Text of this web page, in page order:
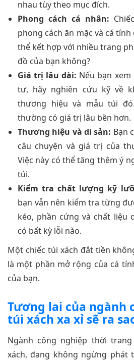
nhau tùy theo mục đích.
Phong cách cá nhân:
phong cách ăn mặc và cá
thể kết hợp với nhiều trang
đồ của bạn không?
Giá trị lâu dài: Nếu bạn
tư, hãy nghiên cứu kỹ về
thương hiệu và mẫu túi
thường có giá trị lâu bền hơn.
Thương hiệu và di sản: Bạn
câu chuyện và giá trị của
Việc này có thể tăng thêm ý
túi.
Kiểm tra chất lượng kỹ
bạn vẫn nên kiểm tra từng
kéo, phần cứng và chất liệu
có bất kỳ lỗi nào.
Một chiếc túi xách đắt tiền
là một phần mở rộng của cá
của bạn.
Tương lai của ngành
túi xách xa xỉ sẽ ra
Ngành công nghiệp thời
xách, đang không ngừng phát